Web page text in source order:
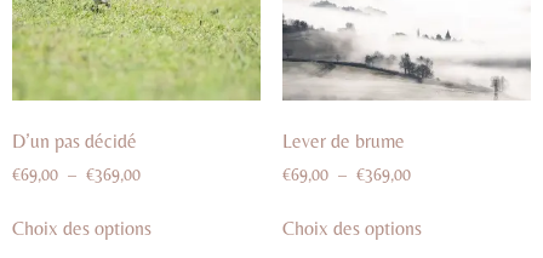
D’un pas décidé
€69,00 – €369,00
Choix des options
Lever de brume
€69,00 – €369,00
Choix des options